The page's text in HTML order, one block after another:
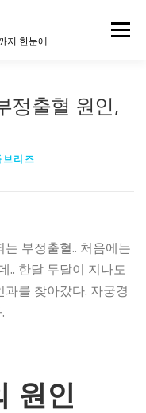
지 한눈에
메뉴
정출혈 원인,
브리즈
부정출혈.. 처음에는
.. 한달 두달이 지나도
를 찾아갔다. 자궁경
원인